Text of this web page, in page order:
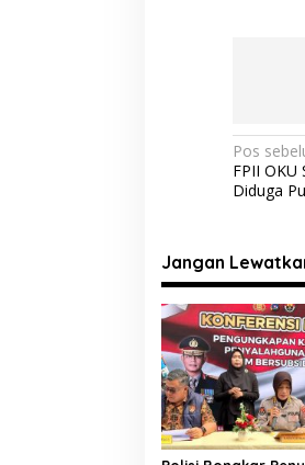
o
k
N
a
i
g
a
s
i
p
o
Pos
FPII OKU
Diduga
Jangan